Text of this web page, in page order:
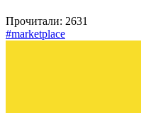
Прочитали: 2631
#marketplace